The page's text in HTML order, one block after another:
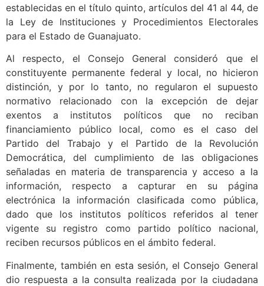
establecidas en el título quinto, artículos del 41 al 44, de
la Ley de Instituciones y Procedimientos Electorales
para el Estado de Guanajuato.
Al respecto, el Consejo General consideró que el
constituyente permanente federal y local, no hicieron
distinción, y por lo tanto, no regularon el supuesto
normativo relacionado con la excepción de dejar
exentos a institutos políticos que no reciban
financiamiento público local, como es el caso del
Partido del Trabajo y el Partido de la Revolución
Democrática, del cumplimiento de las obligaciones
señaladas en materia de transparencia y acceso a la
información, respecto a capturar en su página
electrónica la información clasificada como pública,
dado que los institutos políticos referidos al tener
vigente su registro como partido político nacional,
reciben recursos públicos en el ámbito federal.
Finalmente, también en esta sesión, el Consejo General
dio respuesta a la consulta realizada por la ciudadana